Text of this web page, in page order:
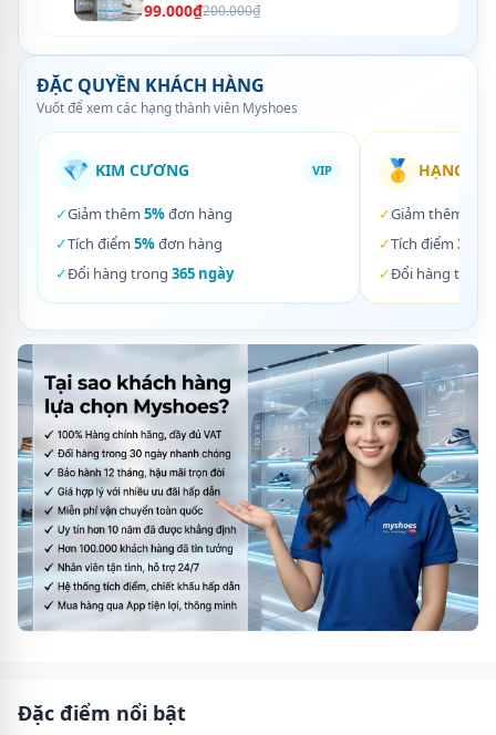
99.000₫200.000₫
ĐẶC QUYỀN KHÁCH HÀNG
Vuốt để xem các hạng thành viên Myshoes
💎 KIM CƯƠNG VIP
✓Giảm thêm 5%đơn hàng
✓Tích điểm 5%đơn hàng
✓Đổi hàng trong 365 ngày
🥇 HẠNG
✓Giảm thêm
✓Tích điểm 3%
✓Đổi hàng trong
Đặc điểm nổi bật